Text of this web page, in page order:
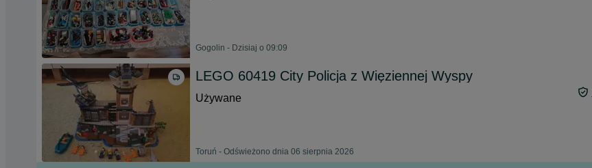
Gogolin - Dzisiaj o 09:09
LEGO 60419 City Policja z Więziennej Wyspy
Używane
Toruń - Odświeżono dnia 06 sierpnia 2026